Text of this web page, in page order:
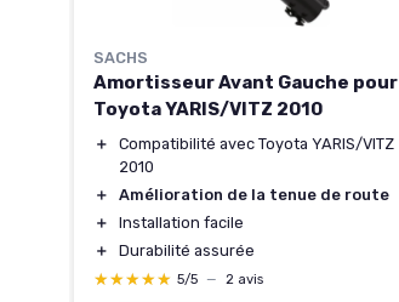
SACHS
Amortisseur Avant Gauche pour
Toyota YARIS/VITZ 2010
＋
Compatibilité avec Toyota YARIS/VITZ
2010
＋
Amélioration de la tenue de route
＋
Installation facile
＋
Durabilité assurée
★★★★★
★★★★★ 5/5 — 2 avis